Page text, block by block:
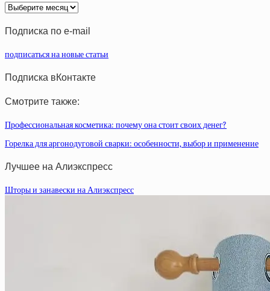
Архив
статей
Подписка по e-mail
подписаться на новые статьи
Подписка вКонтакте
Смотрите также:
Профессиональная косметика: почему она стоит своих денег?
Горелка для аргонодуговой сварки: особенности, выбор и применение
Лучшее на Алиэкспресс
Шторы и занавески на Алиэкспресс